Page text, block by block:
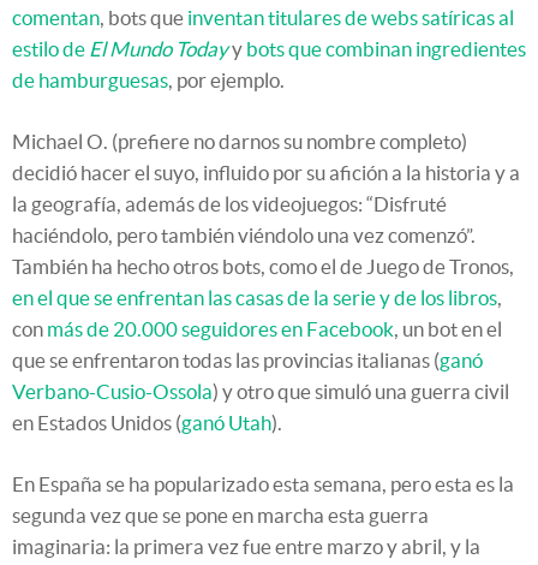
comentan, bots que inventan titulares de webs satíricas al
estilo de El Mundo Todayy bots que combinan ingredientes
de hamburguesas, por ejemplo.
Michael O. (prefiere no darnos su nombre completo)
decidió hacer el suyo, influido por su afición a la historia y a
la geografía, además de los videojuegos: “Disfruté
haciéndolo, pero también viéndolo una vez comenzó”.
También ha hecho otros bots, como el de Juego de Tronos,
en el que se enfrentan las casas de la serie y de los libros,
con más de 20.000 seguidores en Facebook, un bot en el
que se enfrentaron todas las provincias italianas (ganó
Verbano-Cusio-Ossola) y otro que simuló una guerra civil
en Estados Unidos (ganó Utah).
En España se ha popularizado esta semana, pero esta es la
segunda vez que se pone en marcha esta guerra
imaginaria: la primera vez fue entre marzo y abril, y la